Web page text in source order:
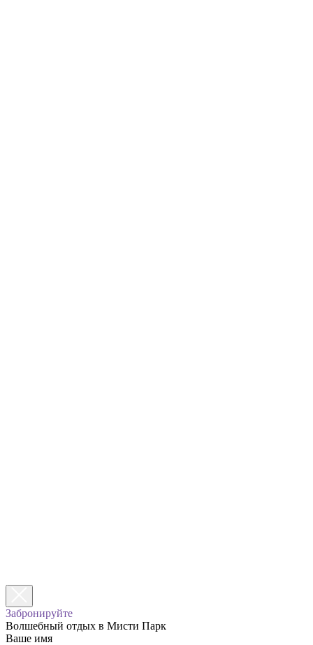
Забронируйте
Волшебный отдых в Мисти Парк
Ваше имя